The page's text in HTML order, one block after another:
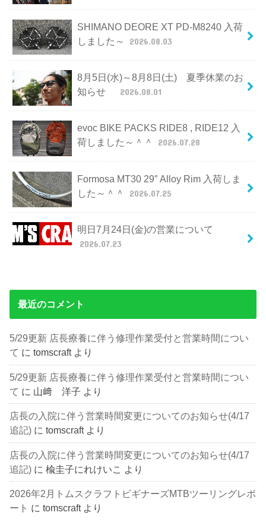
SHIMANO DEORE XT PD-M8240 入荷
しました～
2026.08.03
8月5日(水)～8月8日(土) 夏季休業のお
知らせ
2026.08.01
evoc BIKE PACKS RIDE8 , RIDE12 入
荷しました～＾＾
2026.07.28
Formosa MT30 29″ Alloy Rim 入荷しま
した～＾＾
2026.07.25
明日7月24日(金)の営業について
2026.07.23
最近のコメント
5/29更新 店長療養に伴う修理作業受付と営業時間につい
て にtomscraftより
5/29更新 店長療養に伴う修理作業受付と営業時間につい
て に 山﨑 洋子 より
店長の入院に伴う営業時間変更についてのお知らせ(4/17
追記) にtomscraftより
店長の入院に伴う営業時間変更についてのお知らせ(4/17
追記) に楡圭子にれけいこ より
2026年2月トムスクラフトビギナーズMTBツーリングレポ
ート にtomscraftより